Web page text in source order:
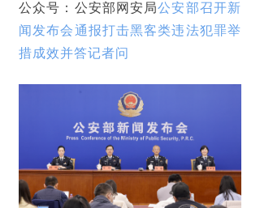
公众号：公安部网安局公安部召开新
闻发布会通报打击黑客类违法犯罪举
措成效并答记者问